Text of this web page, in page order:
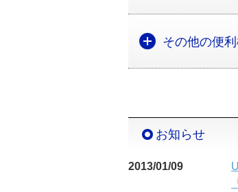
その他の便
お知らせ
2013/01/09